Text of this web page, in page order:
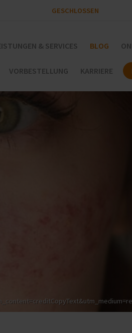
GESCHLOSSEN
& SERVICES BLOG
VORBESTELLUNG KARRIERE